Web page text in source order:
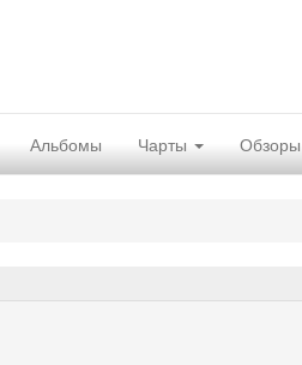
Альбомы Чарты Обзоры